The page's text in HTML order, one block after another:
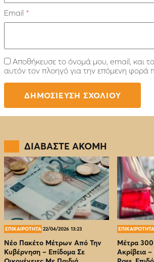
Email *
Αποθήκευσε το όνομά μου, email, και
αυτόν τον πλοηγό για την επόμενη φορά
ΔΙΑΒΑΣΤΕ ΑΚΟΜΗ
ΕΠΙΚΑΙΡΟΤΗΤΑ 22/04/2026 13:23
Νέο Πακέτο Μέτρων Από Την
Κυβέρνηση – Επίδομα Σε
ΕΠΙΚΑΙΡΟΤΗΤΑ
Μέτρα 300
Ακρίβεια